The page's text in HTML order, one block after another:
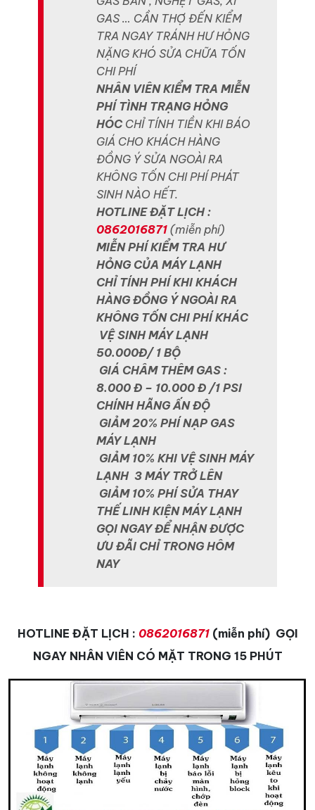
GAS … CẦN THỢ ĐẾN KIỂM
TRA NGAY TRÁNH HƯ HỎNG
NẶNG KHÓ SỬA CHỮA TỐN
CHI PHÍ
NHÂN VIÊN KIỂM TRA MIỄN
PHÍ TÌNH TRẠNG HỎNG
HÓC CHỈ TÍNH TIỀN KHI BÁO
GIÁ CHO KHÁCH HÀNG
ĐỒNG Ý SỬA NGOÀI RA
KHÔNG TỐN CHI PHÍ PHÁT
SINH NÀO HẾT.
HOTLINE ĐẶT LỊCH :
0862016871 (miễn phí)
MIỄN PHÍ KIỂM TRA HƯ
HỎNG CỦA MÁY LẠNH
CHỈ TÍNH PHÍ KHI KHÁCH
HÀNG ĐỒNG Ý NGOÀI RA
KHÔNG TỐN CHI PHÍ KHÁC
VỆ SINH MÁY LẠNH
50.000Đ/ 1 BỘ
GIÁ CHÂM THÊM GAS :
8.000 Đ – 10.000 Đ /1 PSI
CHÍNH HÃNG ẤN ĐỘ
GIẢM 20% PHÍ NẠP GAS
MÁY LẠNH
GIẢM 10% KHI VỆ SINH MÁY
LẠNH 3 MÁY TRỞ LÊN
GIẢM 10% PHÍ SỬA THAY
THẾ LINH KIỆN MÁY LẠNH
GỌI NGAY ĐỂ NHẬN ĐƯỢC
ƯU ĐÃI CHỈ TRONG HÔM
NAY
HOTLINE ĐẶT LỊCH : 0862016871(miễn phí) GỌI
NGAY NHÂN VIÊN CÓ MẶT TRONG 15 PHÚT